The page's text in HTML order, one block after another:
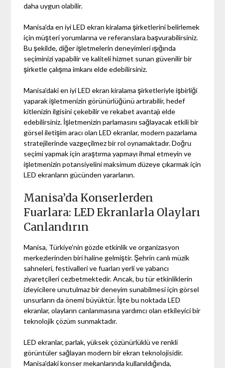
daha uygun olabilir.
Manisa'da en iyi LED ekran kiralama şirketlerini belirlemek
için müşteri yorumlarına ve referanslara başvurabilirsiniz.
Bu şekilde, diğer işletmelerin deneyimleri ışığında
seçiminizi yapabilir ve kaliteli hizmet sunan güvenilir bir
şirketle çalışma imkanı elde edebilirsiniz.
Manisa'daki en iyi LED ekran kiralama şirketleriyle işbirliği
yaparak işletmenizin görünürlüğünü artırabilir, hedef
kitlenizin ilgisini çekebilir ve rekabet avantajı elde
edebilirsiniz. İşletmenizin parlamasını sağlayacak etkili bir
görsel iletişim aracı olan LED ekranlar, modern pazarlama
stratejilerinde vazgeçilmez bir rol oynamaktadır. Doğru
seçimi yapmak için araştırma yapmayı ihmal etmeyin ve
işletmenizin potansiyelini maksimum düzeye çıkarmak için
LED ekranların gücünden yararlanın.
Manisa’da Konserlerden
Fuarlara: LED Ekranlarla Olayları
Canlandırın
Manisa, Türkiye'nin gözde etkinlik ve organizasyon
merkezlerinden biri haline gelmiştir. Şehrin canlı müzik
sahneleri, festivalleri ve fuarları yerli ve yabancı
ziyaretçileri cezbetmektedir. Ancak, bu tür etkinliklerin
izleyicilere unutulmaz bir deneyim sunabilmesi için görsel
unsurların da önemi büyüktür. İşte bu noktada LED
ekranlar, olayların canlanmasına yardımcı olan etkileyici bir
teknolojik çözüm sunmaktadır.
LED ekranlar, parlak, yüksek çözünürlüklü ve renkli
görüntüler sağlayan modern bir ekran teknolojisidir.
Manisa'daki konser mekanlarında kullanıldığında,